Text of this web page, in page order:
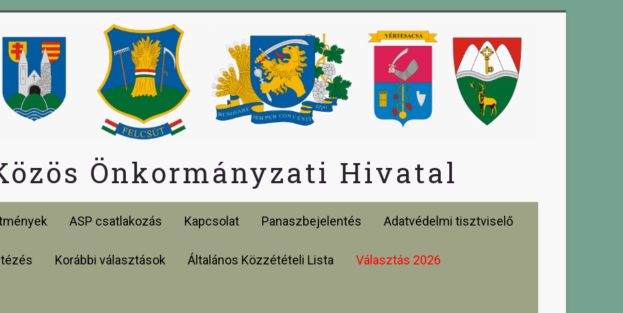
Önkormányzati Hivatal
ASP csatlakozás Kapcsolat Panaszbejelentés Adatvédelmi tisztviselő
Korábbi választások Általános Közzétételi Lista Választás 2026